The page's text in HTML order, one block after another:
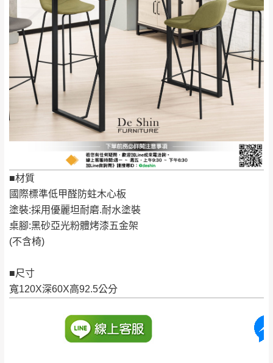
■材質
國際標準低甲醛防蛀木心板
塗裝:採用優麗坦耐磨.耐水塗裝
桌腳:黑砂亞光粉體烤漆五金架
(不含椅)
■尺寸
寬120X深60X高92.5公分
＊A108產品另收運費
新北
雙溪、貢寮、烏
來、平溪、九份、
石門、林口 下福
里、新店山區、三
峽山區、石碇、坪
林、福隆、淡水山
區、北投湖山路、
$ 9,000以上：免
運費
NT$500元
＊A108產品另收運費
$ 9,000以上：免
＊A108產品另收運費
配送天數：5~14天
到貨時間：指定送貨日當天以電話聯絡確認
配送範圍：
苗栗至基隆；其它地區暫不開放，如因特殊
地型限制(山區、鄉、鎮、村)、樓梯太小、無
法搬運上樓等因素，導致無法配送，
本公司
保有出貨的權利。
保護物流人員的工作安全，賣家無提供吊掛
服務，若需以吊車或其他的吊掛方式吊運，
費用將由買方自行支付。
因大型傢俱有組裝、配送的問題，並非一般
機當天到貨前皆會再與您通知，讓你不用整
天在家等貨，以節省您的寶貴時間。
由於百貨公司配送較為不易，故暫無法配送
發票寄送：
若您選擇三聯式或索取兩聯式發票，發票將於商品
工作天內送達，如遇國定假日將順延寄送。